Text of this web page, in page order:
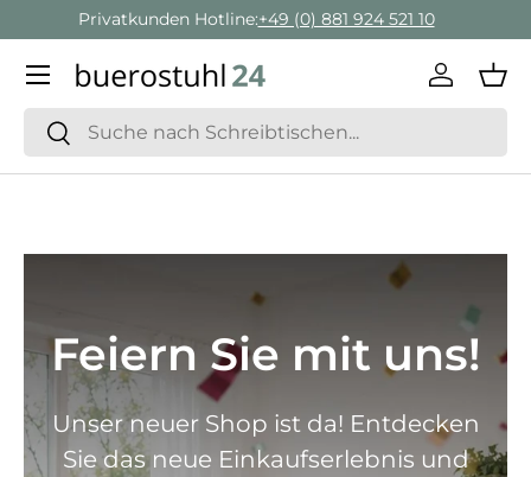
Direkt zum Inhalt
Geschäftskunden Beratung: + 49 (0) 881 924 521 22
Suchen
Suchen
Menü
Feiern Sie mit uns!
Unser neuer Shop ist da! Entdecken
Sie das neue Einkaufserlebnis und